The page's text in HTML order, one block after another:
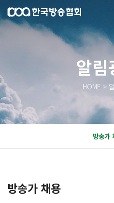
알림
HOME >
방송가
방송가 채용